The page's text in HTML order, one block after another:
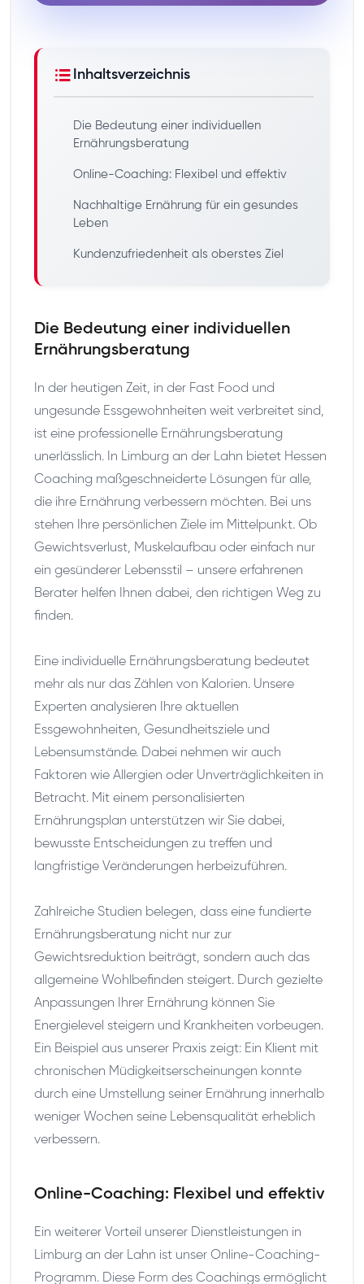
Inhaltsverzeichnis
Die Bedeutung einer individuellen
Ernährungsberatung
Online-Coaching: Flexibel und effektiv
Nachhaltige Ernährung für ein gesundes
Leben
Kundenzufriedenheit als oberstes Ziel
Die Bedeutung einer individuellen
Ernährungsberatung
In der heutigen Zeit, in der Fast Food und
ungesunde Essgewohnheiten weit verbreitet sind,
ist eine professionelle Ernährungsberatung
unerlässlich. In Limburg an der Lahn bietet Hessen
Coaching maßgeschneiderte Lösungen für alle,
die ihre Ernährung verbessern möchten. Bei uns
stehen Ihre persönlichen Ziele im Mittelpunkt. Ob
Gewichtsverlust, Muskelaufbau oder einfach nur
ein gesünderer Lebensstil – unsere erfahrenen
Berater helfen Ihnen dabei, den richtigen Weg zu
finden.
Eine individuelle Ernährungsberatung bedeutet
mehr als nur das Zählen von Kalorien. Unsere
Experten analysieren Ihre aktuellen
Essgewohnheiten, Gesundheitsziele und
Lebensumstände. Dabei nehmen wir auch
Faktoren wie Allergien oder Unverträglichkeiten in
Betracht. Mit einem personalisierten
Ernährungsplan unterstützen wir Sie dabei,
bewusste Entscheidungen zu treffen und
langfristige Veränderungen herbeizuführen.
Zahlreiche Studien belegen, dass eine fundierte
Ernährungsberatung nicht nur zur
Gewichtsreduktion beiträgt, sondern auch das
allgemeine Wohlbefinden steigert. Durch gezielte
Anpassungen Ihrer Ernährung können Sie
Energielevel steigern und Krankheiten vorbeugen.
Ein Beispiel aus unserer Praxis zeigt: Ein Klient mit
chronischen Müdigkeitserscheinungen konnte
durch eine Umstellung seiner Ernährung innerhalb
weniger Wochen seine Lebensqualität erheblich
verbessern.
Online-Coaching: Flexibel und effektiv
Ein weiterer Vorteil unserer Dienstleistungen in
Limburg an der Lahn ist unser Online-Coaching-
Programm. Diese Form des Coachings ermöglicht